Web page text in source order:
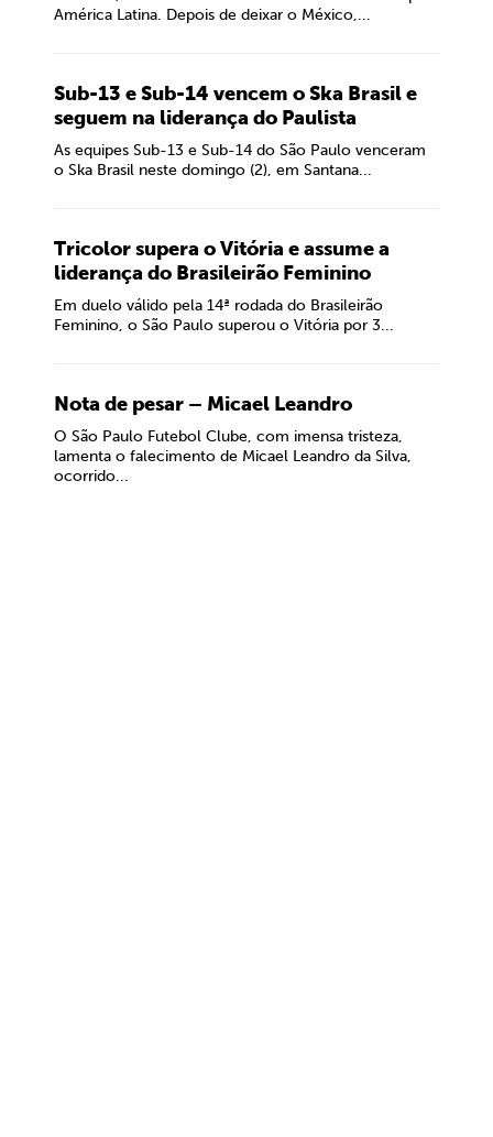
América Latina. Depois de deixar o México,...
Sub-13 e Sub-14 vencem o Ska Brasil e
seguem na liderança do Paulista
As equipes Sub-13 e Sub-14 do São Paulo venceram
o Ska Brasil neste domingo (2), em Santana...
Tricolor supera o Vitória e assume a
liderança do Brasileirão Feminino
Em duelo válido pela 14ª rodada do Brasileirão
Feminino, o São Paulo superou o Vitória por 3...
Nota de pesar – Micael Leandro
O São Paulo Futebol Clube, com imensa tristeza,
lamenta o falecimento de Micael Leandro da Silva,
ocorrido...